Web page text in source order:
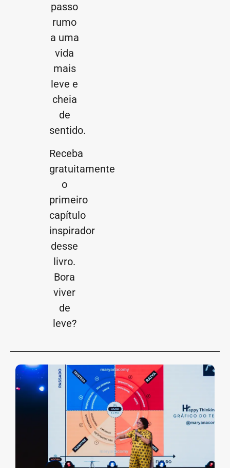
passo
rumo
a uma
vida
mais
leve e
cheia
de
sentido.
Receba
gratuitamente
o
primeiro
capítulo
inspirador
desse
livro.
Bora
viver
de
leve?